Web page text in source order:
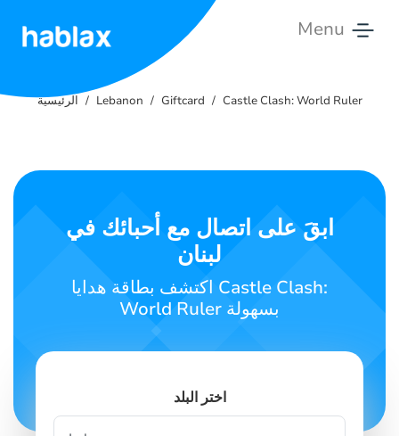
Menu
التعريفات
تواصل
SIGN IN
الرئيسية Lebanon Giftcard Castle Clash: World Ruler
ابقَ على اتصال مع أحبائك في
لبنان
اكتشف بطاقة هدايا Castle Clash:
World Ruler بسهولة
اختر البلد